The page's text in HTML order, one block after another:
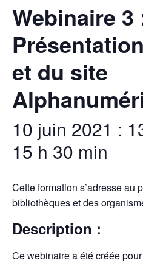
Webinaire 3
et du site
10 juin 2021 :
15 h 30 min
Cette formation s’adresse au
bibliothèques et des
Description :
Ce webinaire a été créée